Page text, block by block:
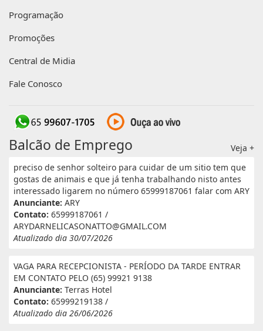
Programação
Promoções
Central de Midia
Fale Conosco
Balcão de Emprego
Veja +
preciso de senhor solteiro para cuidar de um sitio tem que
gostas de animais e que já tenha trabalhando nisto antes
interessado ligarem no número 65999187061 falar com ARY
Anunciante: ARY
Contato: 65999187061 /
ARYDARNELICASONATTO@GMAIL.COM
Atualizado dia 30/07/2026
VAGA PARA RECEPCIONISTA - PERÍODO DA TARDE ENTRAR
EM CONTATO PELO (65) 99921 9138
Anunciante: Terras Hotel
Contato: 65999219138 /
Atualizado dia 26/06/2026